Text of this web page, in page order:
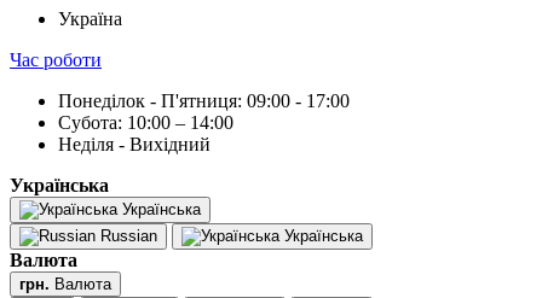
Українa
Час роботи
Понеділок - П'ятниця: 09:00 - 17:00
Субота: 10:00 – 14:00
Неділя - Вихідний
Українська
Українська
Russian
Українська
Валюта
грн. Валюта